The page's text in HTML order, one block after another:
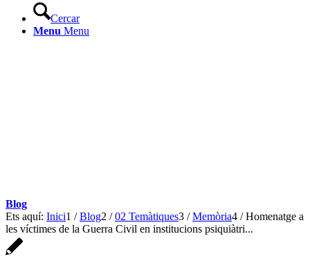
Cercar
Menu Menu
Blog
Ets aquí: Inici1 / Blog2 / 02 Temàtiques3 / Memòria4 / Homenatge a
les víctimes de la Guerra Civil en institucions psiquiàtri...